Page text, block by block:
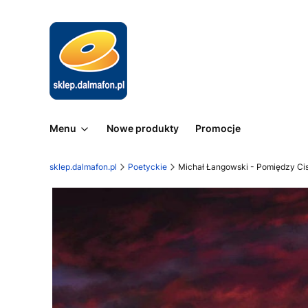
Menu Nowe produkty Promocje
sklep.dalmafon.pl Poetyckie Michał Łangowski - Pomiędzy